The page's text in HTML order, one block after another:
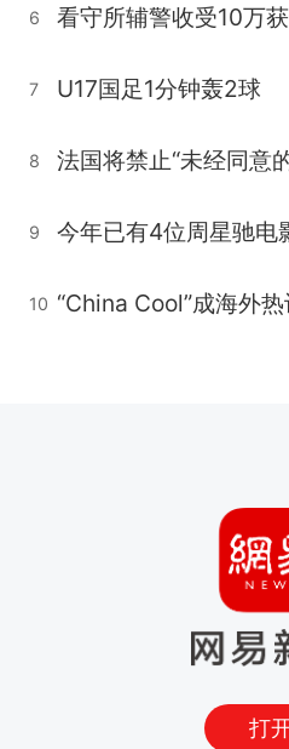
6 看守所辅警收受10万
7 U17国足1分钟轰2球
8 法国将禁止“未经同意
9 今年已有4位周星驰电
10 “China Cool”成海外热
打